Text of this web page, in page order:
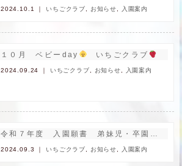
2024.10.1 ｜ いちごクラブ お知らせ 入園案内
１０月 ベビーday いちごクラブ
2024.09.24 ｜ いちごクラブ お知らせ 入園案内
2024.09.3 ｜ いちごクラブ お知らせ 入園案内